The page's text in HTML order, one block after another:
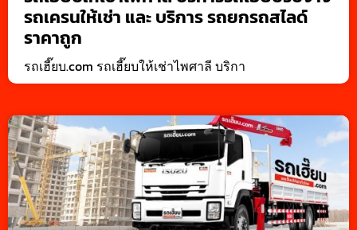
รถเครนให้เช่า และ บริการ รถยกรถสไลด์
ราคาถูก
รถเฮี๊ยบ.com รถเฮี๊ยบให้เช่าไพศาลี บริกา